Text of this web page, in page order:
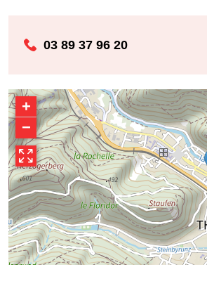
03 89 37 96 20
+
−